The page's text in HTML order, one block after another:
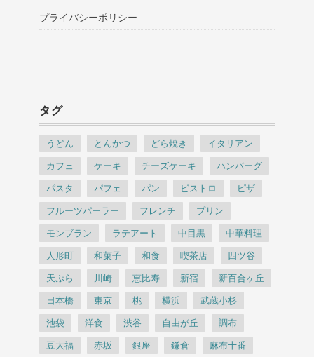
プライバシーポリシー
タグ
うどん とんかつ どら焼き イタリアン
カフェ ケーキ チーズケーキ ハンバーグ
パスタ パフェ パン ビストロ ピザ
フルーツパーラー フレンチ プリン
モンブラン ラテアート 中目黒 中華料理
人形町 和菓子 和食 喫茶店 四ツ谷
天ぷら 川崎 恵比寿 新宿 新百合ヶ丘
日本橋 東京 桃 横浜 武蔵小杉
池袋 洋食 渋谷 自由が丘 調布
豆大福 赤坂 銀座 鎌倉 麻布十番